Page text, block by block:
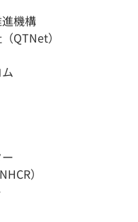
機構
QTNet）
）